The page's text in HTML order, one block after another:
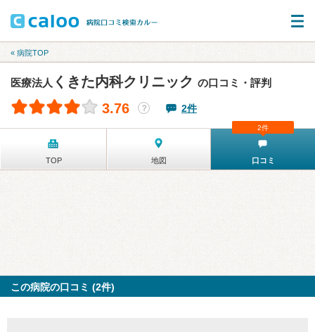
« 病院TOP
医療法人 くきた内科クリニック の口コミ・評判
3.76 ？ 2件
TOP 地図 口コミ
2件
この病院の口コミ (2件)